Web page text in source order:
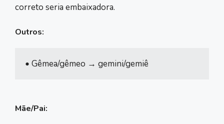
correto seria embaixadora.
Outros:
•
Mãe/Pai: